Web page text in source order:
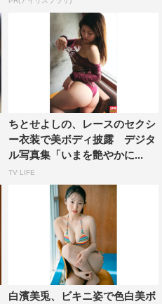
ちとせよしの、レースのセクシ
ー衣装で美ボディ披露 デジタ
ル写真集「いまを艶やかに...
TV LIFE
白濱美兎、ビキニ姿で色白美ボ